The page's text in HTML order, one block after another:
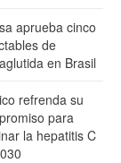
aprueba cinco
de
en Brasil
refrenda su
para
la hepatitis C